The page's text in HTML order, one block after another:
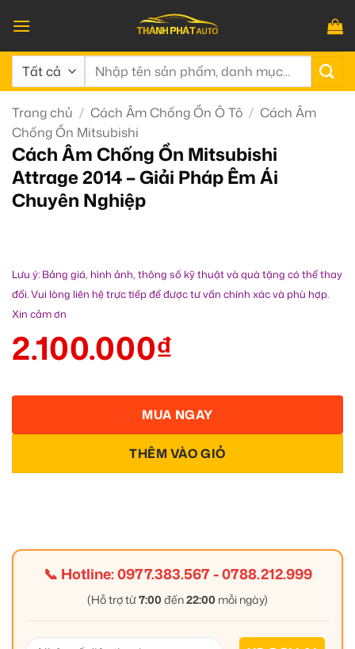
qua
nội
dung
Tìm
Trang chủ / Cách Âm Chống Ồn Ô Tô / Cách Âm
Chống Ồn Mitsubishi
Cách Âm Chống Ồn Mitsubishi
Attrage 2014 – Giải Pháp Êm Ái
Chuyên Nghiệp
Lưu ý: Bảng giá, hình ảnh, thông số kỹ thuật và quà tặng có thể thay
đổi. Vui lòng liên hệ trực tiếp để được tư vấn chính xác và phù hợp.
Xin cảm ơn
2.100.000₫
THÊM VÀO GIỎ
MUA NGAY
📞 Hotline:0977.383.567-0788.212.999
(Hỗ trợ từ7:00 đến22:00 mỗi ngày)